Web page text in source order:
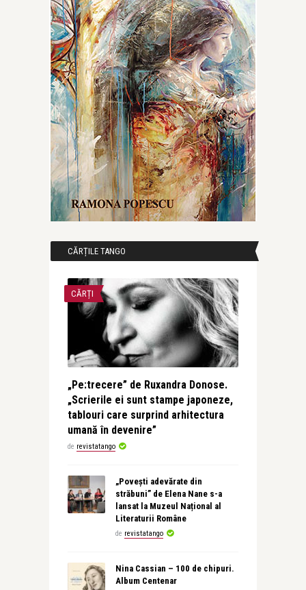
CĂRȚILE TANGO
CĂRȚI
„Pe:trecere” de Ruxandra Donose.
„Scrierile ei sunt stampe japoneze,
tablouri care surprind arhitectura
umană în devenire”
de revistatango
„Povești adevărate din
străbuni” de Elena Nane s-a
lansat la Muzeul Național al
Literaturii Române
de revistatango
Nina Cassian – 100 de chipuri.
Album Centenar